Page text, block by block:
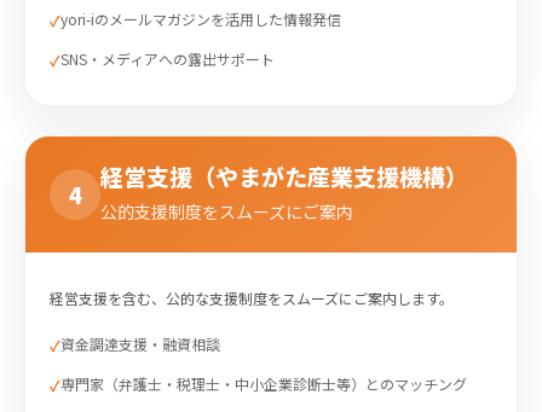
yori-iのメールマガジンを活用した情報発信
SNS・メディアへの露出サポート
4
経営支援（やまがた産業支援機構）
公的支援制度をスムーズにご案内
経営支援を含む、公的な支援制度をスムーズにご案内します。
資金調達支援・融資相談
専門家（弁護士・税理士・中小企業診断士等）とのマッチング